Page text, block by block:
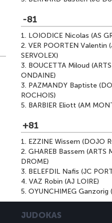
-81
1. LOIODICE Nicolas (AS
2. VER POORTEN Valentin
SERVOLEX)
3. BOUCETTA Miloud
ONDAINE)
3. PAZMANDY Baptiste
ROCHOIS)
5. BARBIER Eliott (AM
+81
1. EZZINE Wissem (DOJO
2. GHAREB Bassem (ARTS
DROME)
3. BELEFDIL Nafis (JC
4. VAZ Robin (AJ LOIRE)
5. OYUNCHIMEG Ganzorig
JUDOKAS